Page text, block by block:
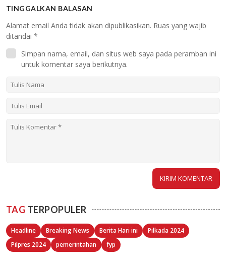
TINGGALKAN BALASAN
Alamat email Anda tidak akan dipublikasikan. Ruas yang wajib
ditandai *
Simpan nama, email, dan situs web saya pada peramban ini
untuk komentar saya berikutnya.
TAG TERPOPULER
Headline Breaking News Berita Hari ini
Pilkada 2024
Pilpres 2024
pemerintahan fyp